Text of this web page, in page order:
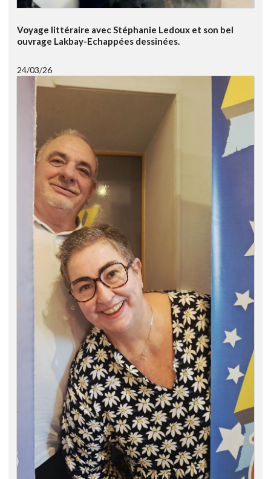
Voyage littéraire avec Stéphanie Ledoux et son bel
ouvrage Lakbay-Echappées dessinées.
24/03/26